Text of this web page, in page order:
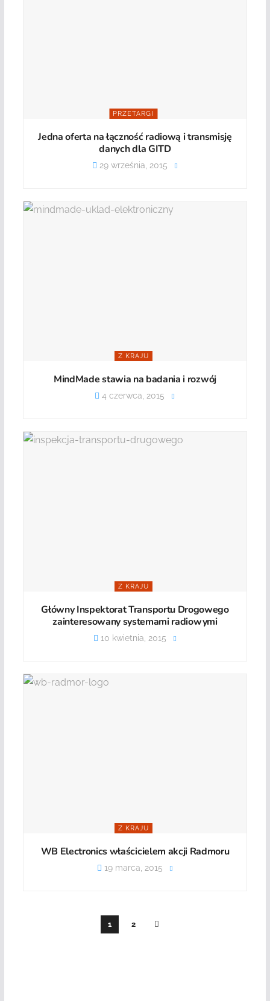
PRZETARGI
Jedna oferta na łączność radiową i transmisję
danych dla GITD
29 września, 2015
Z KRAJU
MindMade stawia na badania i rozwój
4 czerwca, 2015
Z KRAJU
Główny Inspektorat Transportu Drogowego
zainteresowany systemami radiowymi
10 kwietnia, 2015
Z KRAJU
WB Electronics właścicielem akcji Radmoru
19 marca, 2015
1 2